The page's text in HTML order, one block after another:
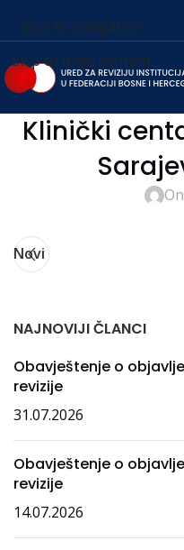
Skip to navigation
Skip to main content
Klinički
Novi
NAJNOVIJI ČLANCI
Obavještenje o
revizije
31.07.2026
Obavještenje o
revizije
14.07.2026